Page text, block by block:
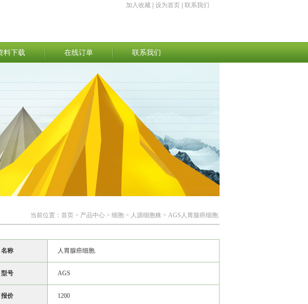
加入收藏 设为首页 联系我们
料下载 在线订单 联系我们
当前位置： 首页 > 产品中心 > 细胞 > 人源细胞株 > AGS人胃腺癌细胞.
名称 人胃腺癌细胞.
型号 AGS
报价 1200